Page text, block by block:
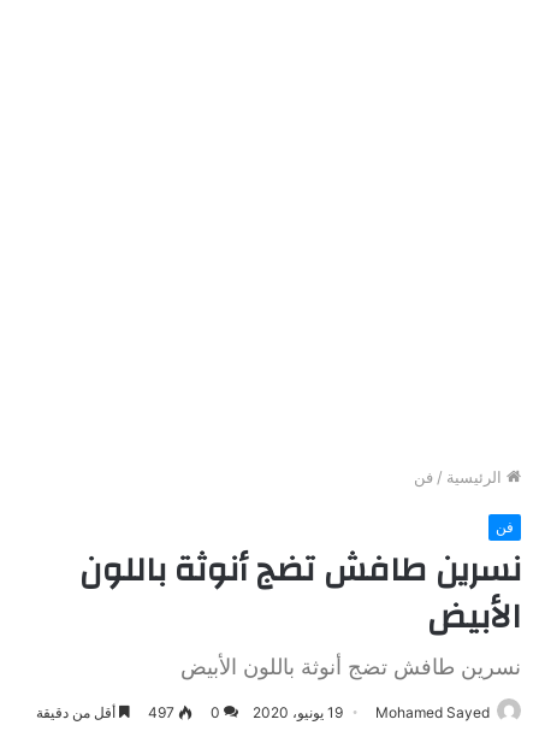
الرئيسية / فن
فن
نسرين طافش تضج أنوثة باللون
الأبيض
نسرين طافش تضج أنوثة باللون الأبيض
Mohamed Sayed 19 يونيو، 2020 0
497 أقل من دقيقة